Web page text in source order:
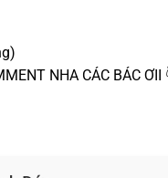
NHA CÁC BÁC ƠII